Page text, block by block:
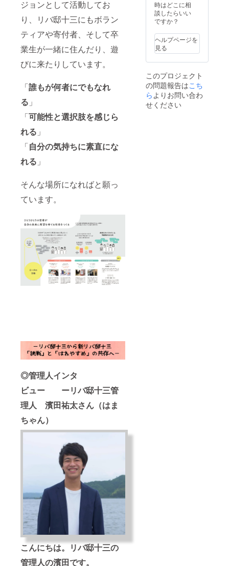
ジョンとして活動してお
り、リバ邸十三にもボラン
ティアや寄付者、そして卒
業生が一緒に住んだり、遊
びに来たりしています。
「誰もが何者にでもなれ
る 」
「可能性と選択肢を感じら
れる 」
「自分の気持ちに素直にな
れる 」
そんな場所になればと願っ
ています。
◎管理人インタ
ビュー ーリバ邸十三管
理人 濱田祐太さん（はま
ちゃん）
こんにちは。リバ邸十三の
管理人の濱田です。
ん（こ
うちゃ
ん）が
こと
①麻雀
なら任
せて！
なただ
けの海
外旅行
プラン
を考え
時はどこに相
談したらいい
ですか？
ヘルプページを
見る
このプロジェクト
の問題報告はこち
らよりお問い合わ
せください